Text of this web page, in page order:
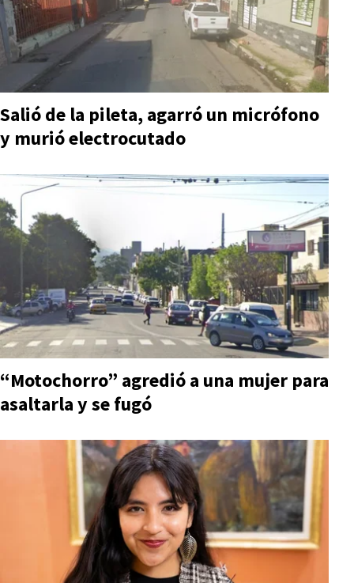
Salió de la pileta, agarró un micrófono
y murió electrocutado
“Motochorro” agredió a una mujer para
asaltarla y se fugó